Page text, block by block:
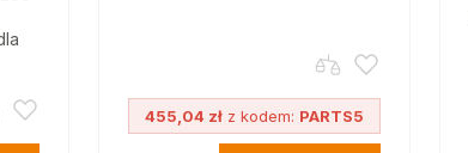
455,04 złz kodem: PARTS5